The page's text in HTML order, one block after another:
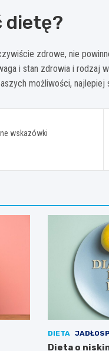
dietę?
zdrowe, nie
i stan zdrowia i rodzaj
możliwości,
wskazówki
DIETA
Dieta o